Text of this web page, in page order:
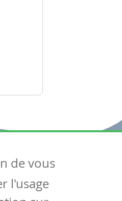
de vous
l'usage